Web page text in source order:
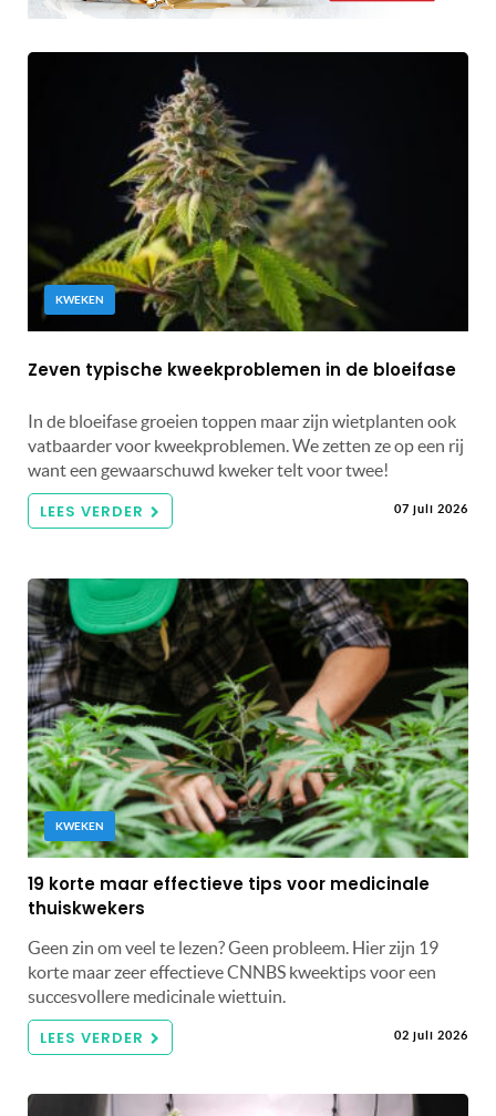
KWEKEN
Zeven typische kweekproblemen in de bloeifase
In de bloeifase groeien toppen maar zijn wietplanten ook
vatbaarder voor kweekproblemen. We zetten ze op een rij
want een gewaarschuwd kweker telt voor twee!
LEES VERDER 07 juli 2026
KWEKEN
19 korte maar effectieve tips voor medicinale
thuiskwekers
Geen zin om veel te lezen? Geen probleem. Hier zijn 19
korte maar zeer effectieve CNNBS kweektips voor een
succesvollere medicinale wiettuin.
LEES VERDER 02 juli 2026